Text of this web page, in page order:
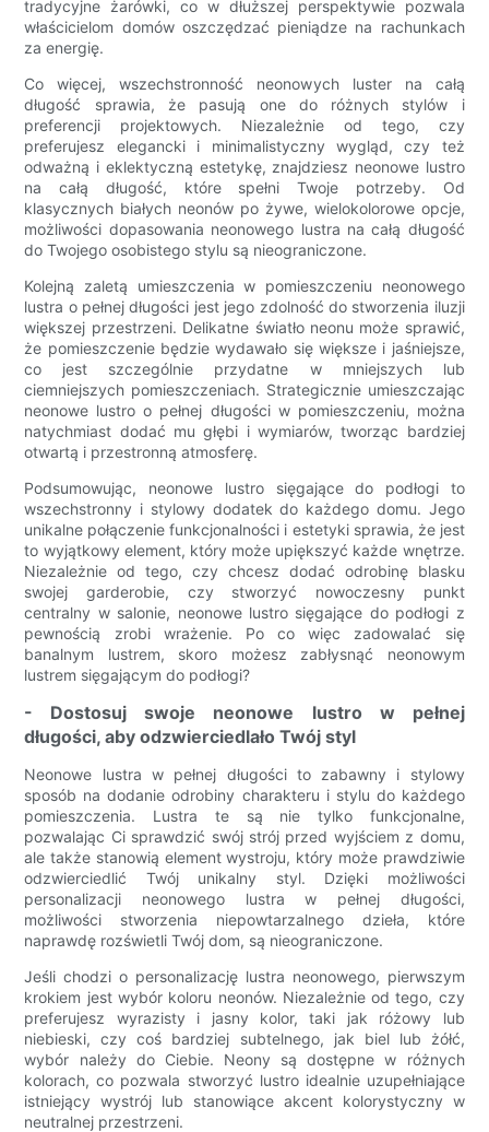
tradycyjne żarówki, co w dłuższej perspektywie pozwala
właścicielom domów oszczędzać pieniądze na rachunkach
za energię.
Co więcej, wszechstronność neonowych luster na całą
długość sprawia, że ​​pasują one do różnych stylów i
preferencji projektowych. Niezależnie od tego, czy
preferujesz elegancki i minimalistyczny wygląd, czy też
odważną i eklektyczną estetykę, znajdziesz neonowe lustro
na całą długość, które spełni Twoje potrzeby. Od
klasycznych białych neonów po żywe, wielokolorowe opcje,
możliwości dopasowania neonowego lustra na całą długość
do Twojego osobistego stylu są nieograniczone.
Kolejną zaletą umieszczenia w pomieszczeniu neonowego
lustra o pełnej długości jest jego zdolność do stworzenia iluzji
większej przestrzeni. Delikatne światło neonu może sprawić,
że pomieszczenie będzie wydawało się większe i jaśniejsze,
co jest szczególnie przydatne w mniejszych lub
ciemniejszych pomieszczeniach. Strategicznie umieszczając
neonowe lustro o pełnej długości w pomieszczeniu, można
natychmiast dodać mu głębi i wymiarów, tworząc bardziej
otwartą i przestronną atmosferę.
Podsumowując, neonowe lustro sięgające do podłogi to
wszechstronny i stylowy dodatek do każdego domu. Jego
unikalne połączenie funkcjonalności i estetyki sprawia, że ​​jest
to wyjątkowy element, który może upiększyć każde wnętrze.
Niezależnie od tego, czy chcesz dodać odrobinę blasku
swojej garderobie, czy stworzyć nowoczesny punkt
centralny w salonie, neonowe lustro sięgające do podłogi z
pewnością zrobi wrażenie. Po co więc zadowalać się
banalnym lustrem, skoro możesz zabłysnąć neonowym
lustrem sięgającym do podłogi?
- Dostosuj swoje neonowe lustro w pełnej
długości, aby odzwierciedlało Twój styl
Neonowe lustra w pełnej długości to zabawny i stylowy
sposób na dodanie odrobiny charakteru i stylu do każdego
pomieszczenia. Lustra te są nie tylko funkcjonalne,
pozwalając Ci sprawdzić swój strój przed wyjściem z domu,
ale także stanowią element wystroju, który może prawdziwie
odzwierciedlić Twój unikalny styl. Dzięki możliwości
personalizacji neonowego lustra w pełnej długości,
możliwości stworzenia niepowtarzalnego dzieła, które
naprawdę rozświetli Twój dom, są nieograniczone.
Jeśli chodzi o personalizację lustra neonowego, pierwszym
krokiem jest wybór koloru neonów. Niezależnie od tego, czy
preferujesz wyrazisty i jasny kolor, taki jak różowy lub
niebieski, czy coś bardziej subtelnego, jak biel lub żółć,
wybór należy do Ciebie. Neony są dostępne w różnych
kolorach, co pozwala stworzyć lustro idealnie uzupełniające
istniejący wystrój lub stanowiące akcent kolorystyczny w
neutralnej przestrzeni.